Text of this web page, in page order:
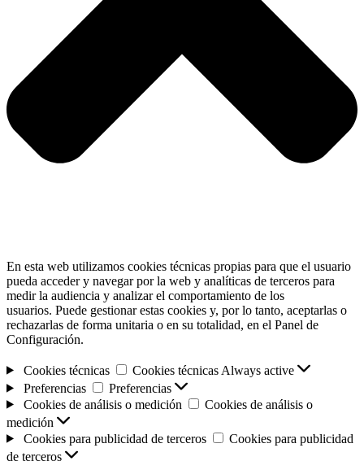
En esta web utilizamos cookies técnicas propias para que el usuario
pueda acceder y navegar por la web y analíticas de terceros para
medir la audiencia y analizar el comportamiento de los
usuarios. Puede gestionar estas cookies y, por lo tanto, aceptarlas o
rechazarlas de forma unitaria o en su totalidad, en el Panel de
Configuración.
Cookies técnicas Cookies técnicas Always active
Preferencias
Preferencias
Cookies de análisis o medición
Cookies de análisis o
medición
Cookies para publicidad de terceros
Cookies para publicidad
de terceros